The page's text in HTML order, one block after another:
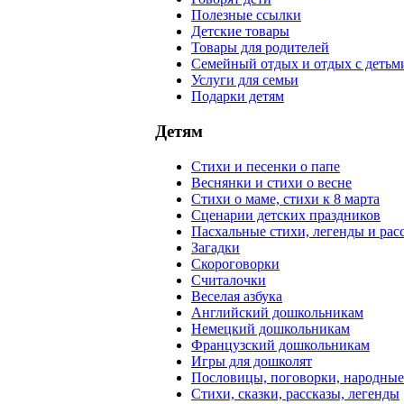
Полезные ссылки
Детские товары
Товары для родителей
Семейный отдых и отдых с
Услуги для семьи
Подарки детям
Детям
Стихи и песенки о папе
Веснянки и стихи о весне
Стихи о маме, стихи к 8 марта
Сценарии детских праздников
Пасхальные стихи, легенды и
Загадки
Скороговорки
Считалочки
Веселая азбука
Английский дошкольникам
Немецкий дошкольникам
Французский дошкольникам
Игры для дошколят
Пословицы, поговорки,
Стихи, сказки, рассказы, легенды